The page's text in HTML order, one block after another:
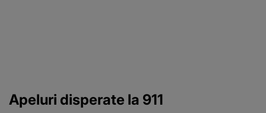
Apeluri disperate la 911